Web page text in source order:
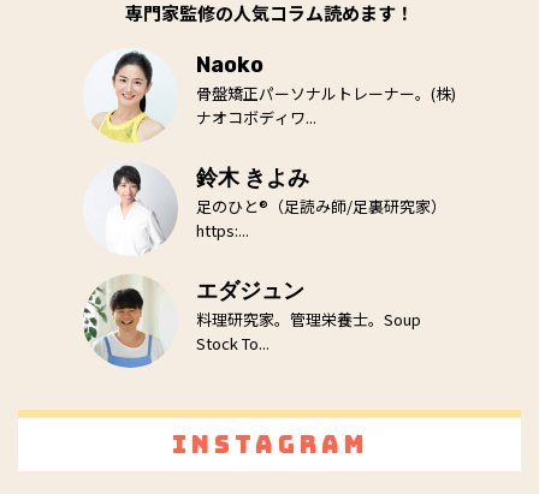
専門家監修の人気コラム読めます！
Naoko
骨盤矯正パーソナルトレーナー。(株)
ナオコボディワ...
鈴木 きよみ
足のひと®（足読み師/足裏研究家）
https:...
エダジュン
料理研究家。管理栄養士。Soup
Stock To...
Instagram